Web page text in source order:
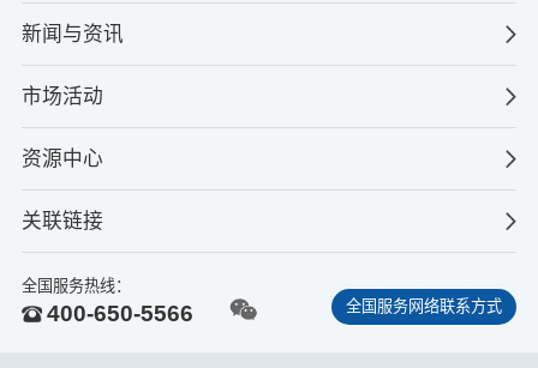
新闻与资讯
市场活动
资源中心
关联链接
全国服务热线：
400-650-5566 全国服务网络联系方式